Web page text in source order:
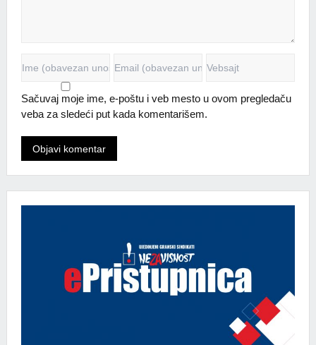
Sačuvaj moje ime, e-poštu i veb mesto u ovom pregledaču
veba za sledeći put kada komentarišem.